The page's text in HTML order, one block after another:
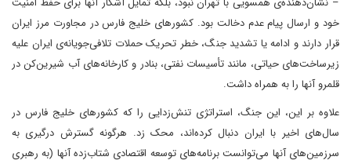
خود و ارسال پیام عدم دخالت بود. کشورهای خلیج فارس در مجاورت مرز ایران
قرار دارند و ادامه یا تشدید جنگ، خطر تحریک حملات تلافی‌جویانه‌ی ایران علیه
زیرساخت‌های حیاتی، مانند تأسیسات نفتی، بنادر و کارخانه‌های آب شیرین‌کن در
قلمرو آنها را به همراه داشت.
علاوه بر این، این جنگ، استراتژی تنش‌زدایی را که کشورهای خلیج فارس در
سال‌های اخیر با ایران دنبال کرده‌اند، محک زد. هرگونه گسترش درگیری به
سرزمین‌های آنها می‌توانست برنامه‌های توسعه اقتصادی شتاب‌زده آنها (به رهبری